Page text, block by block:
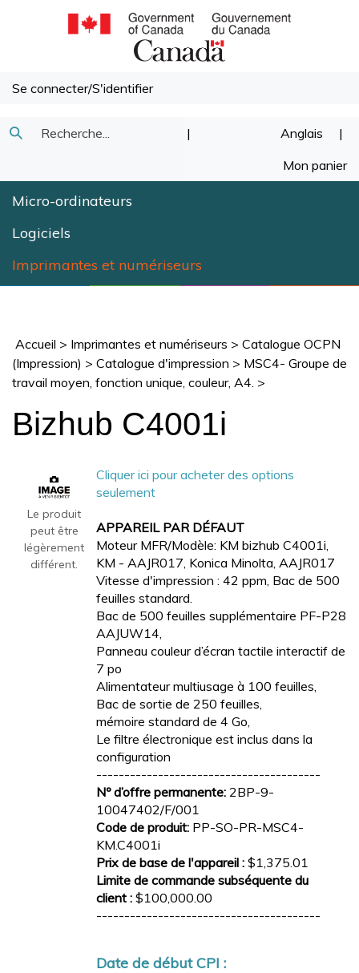
Se connecter/S'identifier
Recherche
Soumettre
recherche
| Anglais |
Mon panier
Micro-ordinateurs
Logiciels
Imprimantes et numériseurs
Accueil > Imprimantes et numériseurs > Catalogue OCPN
(Impression) > Catalogue d'impression > MSC4- Groupe de
travail moyen, fonction unique, couleur, A4. >
Bizhub C4001i
Le produit
peut être
légèrement
différent.
Cliquer ici pour acheter des options
seulement
APPAREIL PAR DÉFAUT
Moteur MFR/Modèle: KM bizhub C4001i,
KM - AAJR017, Konica Minolta, AAJR017
Vitesse d'impression : 42 ppm, Bac de 500
feuilles standard.
Bac de 500 feuilles supplémentaire PF-P28
AAJUW14,
Panneau couleur d’écran tactile interactif de
7 po
Alimentateur multiusage à 100 feuilles,
Bac de sortie de 250 feuilles,
mémoire standard de 4 Go,
Le filtre électronique est inclus dans la
configuration
----------------------------------------
Nº d’offre permanente: 2BP-9-
10047402/F/001
Code de produit: PP-SO-PR-MSC4-
KM.C4001i
Prix de base de l'appareil : $1,375.01
Limite de commande subséquente du
client : $100,000.00
----------------------------------------
Date de début CPI :